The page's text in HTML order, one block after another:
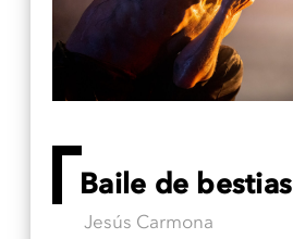
Baile de bestias
Jesús Carmona